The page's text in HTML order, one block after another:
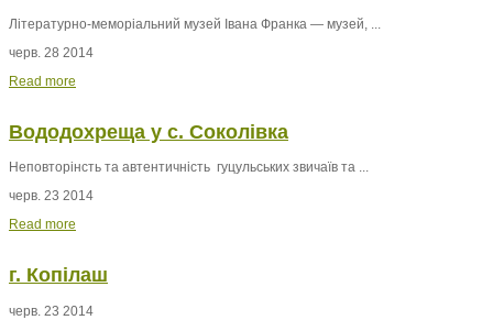
Літературно-меморіальний музей Івана Франка — музей, ...
черв. 28 2014
Read more
Вододохреща у с. Соколівка
Неповторінсть та автентичність гуцульських звичаїв та ...
черв. 23 2014
Read more
г. Копілаш
черв. 23 2014